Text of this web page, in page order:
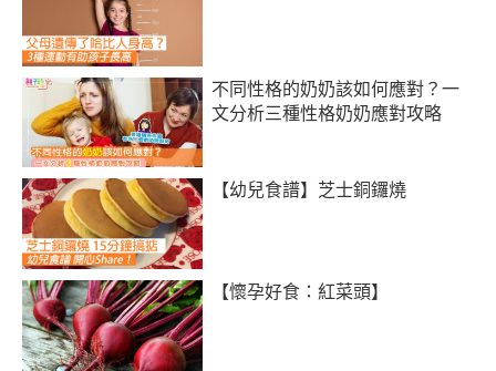
不同性格的奶奶該如何應對？一
文分析三種性格奶奶應對攻略
【幼兒食譜】芝士銅鑼燒
【懷孕好食：紅菜頭】